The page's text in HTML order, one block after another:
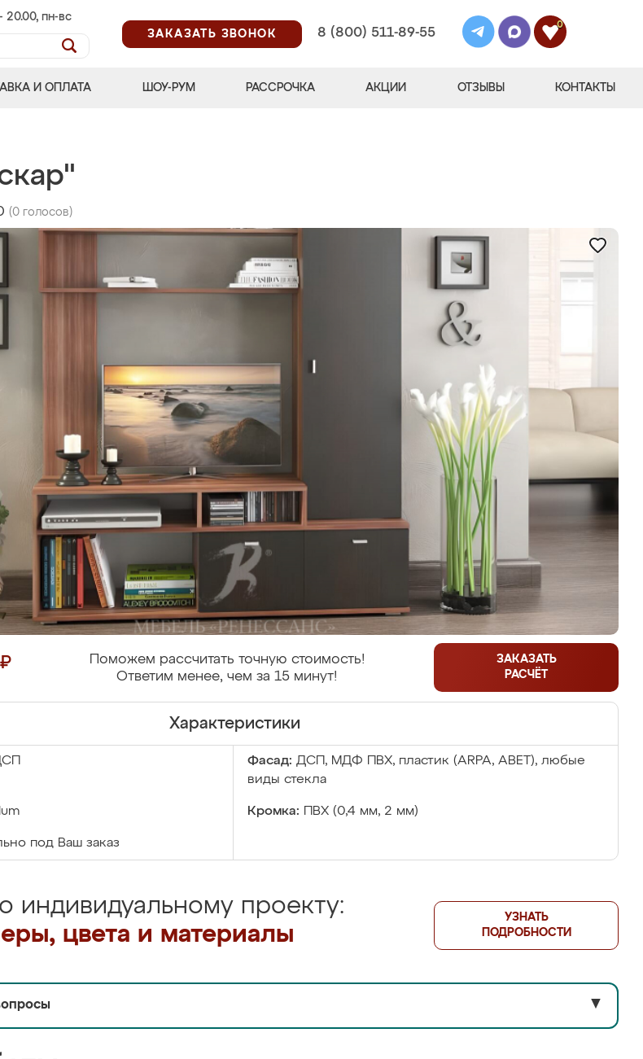
20.00, пн-вс
ЗАКАЗАТЬ ЗВОНОК
8 (800) 511-89-55
0
И ОПЛАТА ШОУ-РУМ РАССРОЧКА АКЦИИ ОТЗЫВЫ КОНТАКТЫ
(0 голосов)
Поможем рассчитать точную стоимость!
Ответим менее, чем за 15 минут!
ЗАКАЗАТЬ
РАСЧЁТ
Характеристики
Фасад: ДСП, МДФ ПВХ, пластик (ARPA, ABET), любые
виды стекла
Кромка: ПВХ (0,4 мм, 2 мм)
под Ваш заказ
индивидуальному проекту:
цвета и материалы
УЗНАТЬ
ПОДРОБНОСТИ
▼